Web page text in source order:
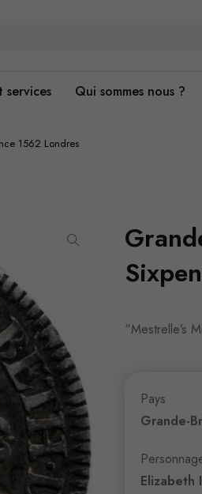
services Qui sommes nous ?
1562 Londres
“Mestrelle’s
Pays
Grande-
Elizabeth I